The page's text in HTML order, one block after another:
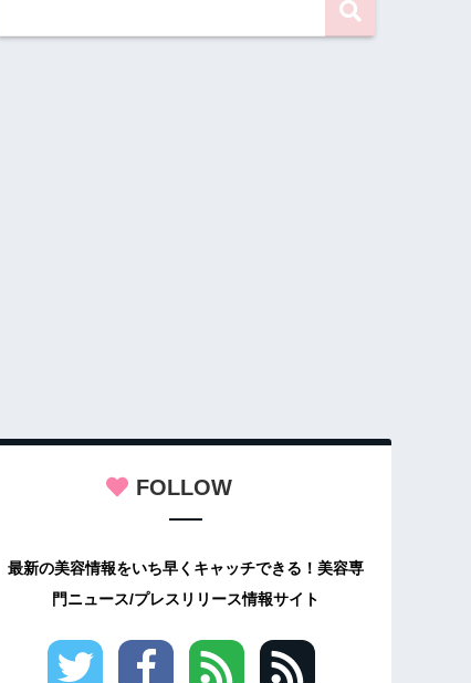
FOLLOW
最新の美容情報をいち早くキャッチできる！美容専
門ニュース/プレスリリース情報サイト